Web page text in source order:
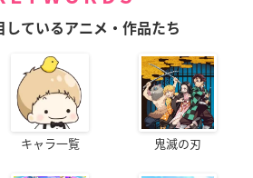
しているアニメ・作品たち
キャラ一覧 鬼滅の刃